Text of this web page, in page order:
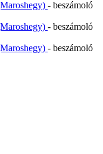
- beszámoló
- beszámoló
- beszámoló